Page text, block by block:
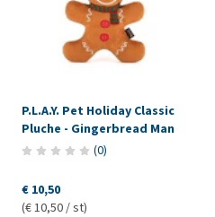
P.L.A.Y. Pet Holiday Classic
Pluche - Gingerbread Man
(0)
€ 10,50
(€ 10,50 / st)